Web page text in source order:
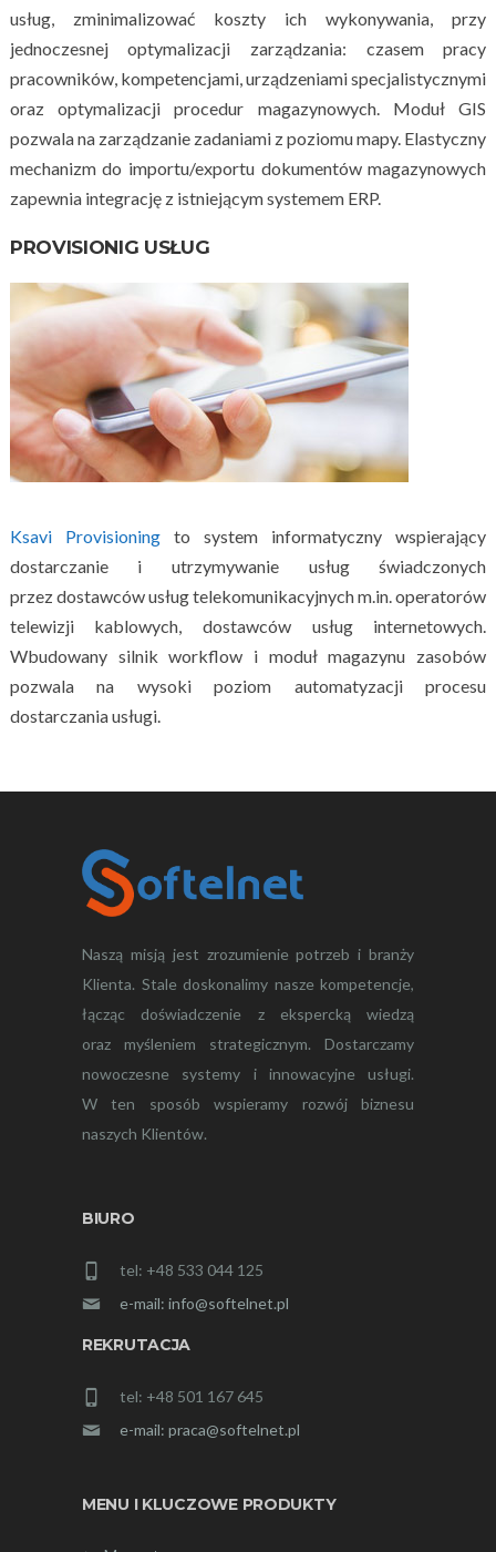
usług, zminimalizować koszty ich wykonywania, przy
jednoczesnej optymalizacji zarządzania: czasem pracy
pracowników, kompetencjami, urządzeniami specjalistycznymi
oraz optymalizacji procedur magazynowych. Moduł GIS
pozwala na zarządzanie zadaniami z poziomu mapy. Elastyczny
mechanizm do importu/exportu dokumentów magazynowych
zapewnia integrację z istniejącym systemem ERP.
PROVISIONIG USŁUG
Ksavi Provisioningto system informatyczny wspierający
dostarczanie i utrzymywanie usług świadczonych
przez dostawców usług telekomunikacyjnych m.in. operatorów
telewizji kablowych, dostawców usług internetowych.
Wbudowany silnik workflow i moduł magazynu zasobów
pozwala na wysoki poziom automatyzacji procesu
dostarczania usługi.
Naszą misją jest zrozumienie potrzeb i branży
Klienta. Stale doskonalimy nasze kompetencje,
łącząc doświadczenie z ekspercką wiedzą
oraz myśleniem strategicznym. Dostarczamy
nowoczesne systemy i innowacyjne usługi.
W ten sposób wspieramy rozwój biznesu
naszych Klientów.
BIURO
tel: +48 533 044 125
e-mail: info@softelnet.pl
REKRUTACJA
tel: +48 501 167 645
e-mail: praca@softelnet.pl
MENU I KLUCZOWE PRODUKTY